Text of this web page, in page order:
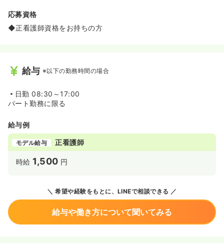
ー★女性には嬉しいポイントの詰まった物件です♪
◆遠方からの転居はもちろん、神奈川県内からのご転居に
も入寮が可能です。
応募資格
◆正看護師資格をお持ちの方
給与 ※以下の勤務時間の場合
日勤 08:30～17:00
パート勤務に限る
給与例
モデル給与 正看護師
時給 1,500 円
希望や経験をもとに、LINEで相談できる
給与や働き方について聞いてみる